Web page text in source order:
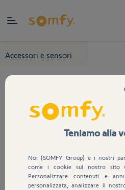
Accessori e sensori
Teniamo alla
Noi (SOMFY Group) e i nostri
come i cookie sul nostro sito
Personalizzare contenuti e
personalizzata, analizzare il